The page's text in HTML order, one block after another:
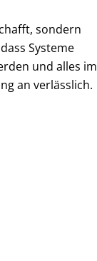
sondern
Systeme
und alles im
an verlässlich.